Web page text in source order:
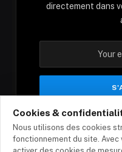
directement dans
En vous
et notre
Cookies &
Nous utilisons des cookies
fonctionnement du site. Avec